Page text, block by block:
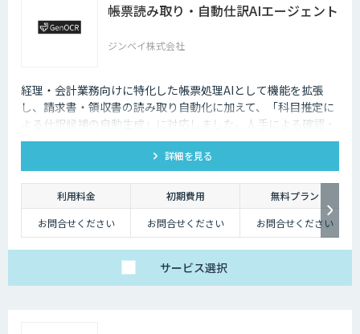
帳票読み取り・自動仕訳AIエージェント
ジンベイ株式会社
経理・会計業務向けに特化した帳票処理AIとして機能を拡張
し、請求書・領収書の読み取り自動化に加えて、「科目推定に
よる仕訳候補の自動生成」に対応しました。人手による確認・
突合・仕訳作業の負荷を大幅に軽減し、経理DXを加速させま
詳細を見る
利用料金 初期費用
無料プラン
お問合せください
お問合せください お問合せください
サービス選択